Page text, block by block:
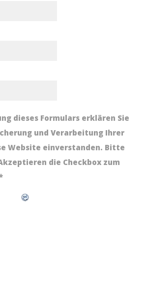
dieses Formulars erklären Sie
und Verarbeitung Ihrer
Website einverstanden. Bitte
die Checkbox zum